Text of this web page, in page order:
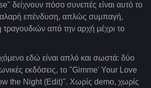
δείχνουν πόσο συνεπές είναι αυτό το
επένδυση, απλώς συμπαγή,
από την αρχή μέχρι το
εδώ είναι απλό και σωστά: δύο
εκδόσεις, το "Gimme' Your Love
the Night (Edit)". Χωρίς demo, χωρίς